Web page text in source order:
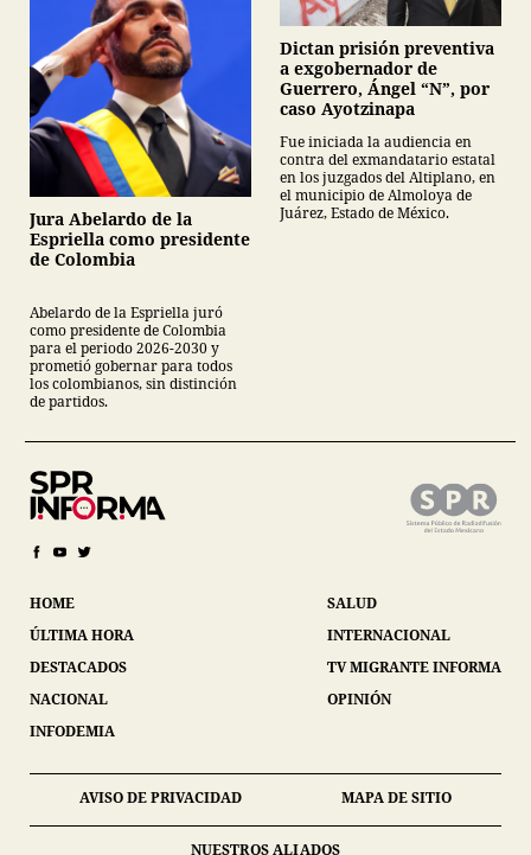
Jura Abelardo de la
Espriella como presidente
de Colombia
Abelardo de la Espriella juró
como presidente de Colombia
para el periodo 2026-2030 y
prometió gobernar para todos
los colombianos, sin distinción
de partidos.
Dictan prisión preventiva
a exgobernador de
Guerrero, Ángel “N”, por
caso Ayotzinapa
Fue iniciada la audiencia en
contra del exmandatario estatal
en los juzgados del Altiplano, en
el municipio de Almoloya de
Juárez, Estado de México.
HOME
ÚLTIMA HORA
DESTACADOS
NACIONAL
INFODEMIA
SALUD
INTERNACIONAL
TV MIGRANTE INFORMA
OPINIÓN
AVISO DE PRIVACIDAD MAPA DE SITIO
NUESTROS ALIADOS